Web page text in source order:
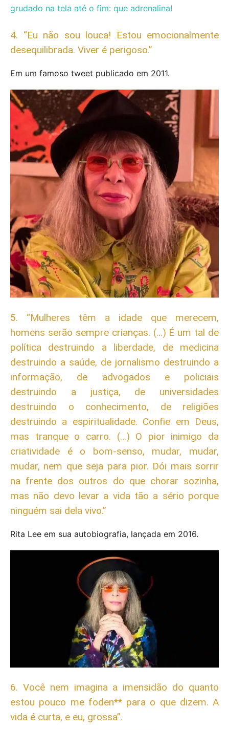
grudado na tela até o fim: que adrenalina!
4. “Eu não sou louca! Estou emocionalmente
desequilibrada. Viver é perigoso.”
Em um famoso tweet publicado em 2011.
5. “Mulheres têm a idade que merecem,
homens serão sempre crianças. (…) É um tal de
política destruindo a liberdade, de medicina
destruindo a saúde, de jornalismo destruindo a
informação, de advogados e policiais
destruindo a justiça, de universidades
destruindo o conhecimento, de religiões
destruindo a espiritualidade. Confie em Deus,
mas tranque o carro. (…) O pior inimigo da
criatividade é o bom-senso, mudar, mudar,
mudar, nem que seja para pior. Dói mais sorrir
na frente dos outros do que chorar sozinha,
mas não devo levar a vida tão a sério porque
ninguém sai dela vivo.”
Rita Lee em sua autobiografia, lançada em 2016.
6. Você nem imagina a imensidão do quanto
estou pouco me foden** para o que dizem. A
vida é curta, e eu, grossa”.